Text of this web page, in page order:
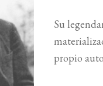
Su
propio